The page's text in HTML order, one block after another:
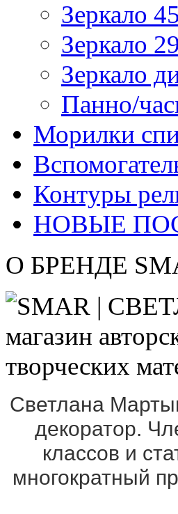
Зеркало
Зеркало
Зеркало
Панно/
Морилки
Контуры
НОВЫЕ
О БРЕНДЕ
Светлана
декоратор.
классов и
многократный